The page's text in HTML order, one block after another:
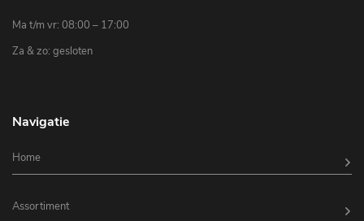
Ma t/m vr: 08:00 – 17:00
Za & zo: gesloten
Navigatie
Home
Assortiment